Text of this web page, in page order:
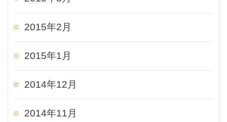
2015年2月
2015年1月
2014年12月
2014年11月